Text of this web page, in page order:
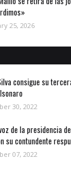
25, 2026
consigue su
30, 2022
de la presidencia
su contundente
07, 2022